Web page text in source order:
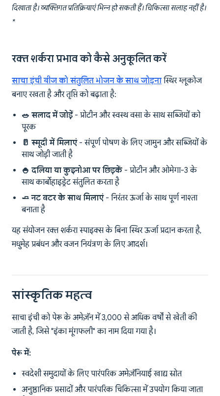
दिखाता है। व्यक्तिगत प्रतिक्रियाएं भिन्न हो सकती हैं। चिकित्सा सलाह नहीं है।
*
रक्त शर्करा प्रभाव को कैसे अनुकूलित करें
साचा इंची बीज को संतुलित भोजन के साथ जोड़ना स्थिर ग्लूकोज
बनाए रखता है और तृप्ति को बढ़ाता है:
🥗 सलाद में जोड़ें- प्रोटीन और स्वस्थ वसा के साथ सब्जियों को
पूरक
🥛 स्मूदी में मिलाएं- संपूर्ण पोषण के लिए जामुन और सब्जियों के
साथ जोड़ी जाती है
🍚 दलिया या कुइनोआ पर छिड़कें - प्रोटीन और ओमेगा-3 के
साथ कार्बोहाइड्रेट संतुलित करता है
🧈 नट बटर के साथ मिलाएं- निरंतर ऊर्जा के साथ पूर्ण नाश्ता
बनाता है
यह संयोजन रक्त शर्करा स्पाइक्स के बिना स्थिर ऊर्जा प्रदान करता है,
मधुमेह प्रबंधन और वजन नियंत्रण के लिए आदर्श।
सांस्कृतिक महत्व
साचा इंची को पेरू के अमेज़ॅन में 3,000 से अधिक वर्षों से खेती की
जाती है, जिसे "इंका मूंगफली" का नाम दिया गया है।
पेरू में:
स्वदेशी समुदायों के लिए पारंपरिक अमेज़ॅनियाई खाद्य स्रोत
अनुष्ठानिक प्रसादों और पारंपरिक चिकित्सा में उपयोग किया जाता